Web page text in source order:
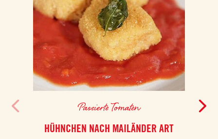
Passierte Tomaten
HÜHNCHEN NACH MAILÄNDER ART